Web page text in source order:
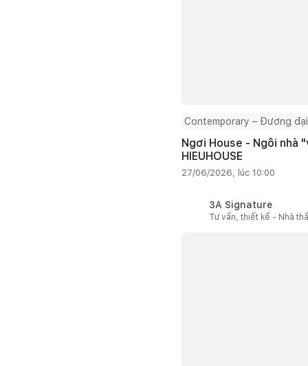
Contemporary – Đương đại
Ngơi House - Ngôi
HIEUHOUSE
27/06/2026, lúc 10:00
3A Signature
Tư vấn, thiết kế - Nhà